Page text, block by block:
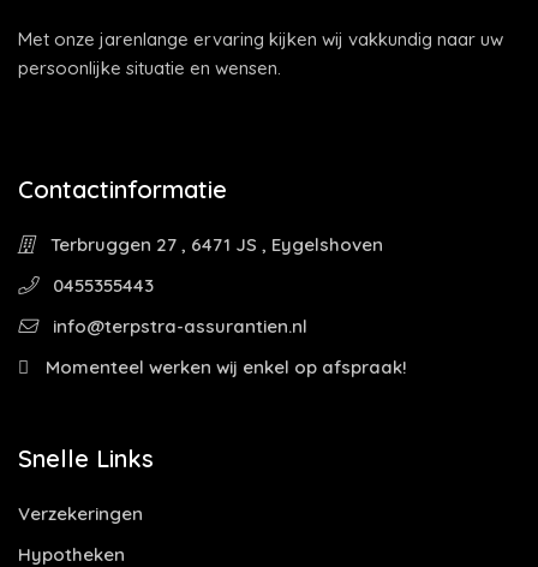
Met onze jarenlange ervaring kijken wij vakkundig naar uw
persoonlijke situatie en wensen.
Contactinformatie
Terbruggen 27 , 6471 JS , Eygelshoven
0455355443
info@terpstra-assurantien.nl
Momenteel werken wij enkel op afspraak!
Snelle Links
Verzekeringen
Hypotheken